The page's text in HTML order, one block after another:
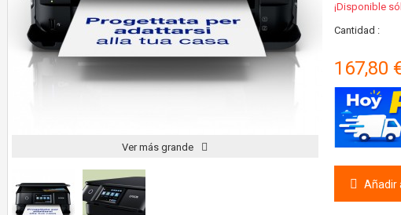
Ver más grande
¡Disponible
Cantidad :
167,80
Añadir